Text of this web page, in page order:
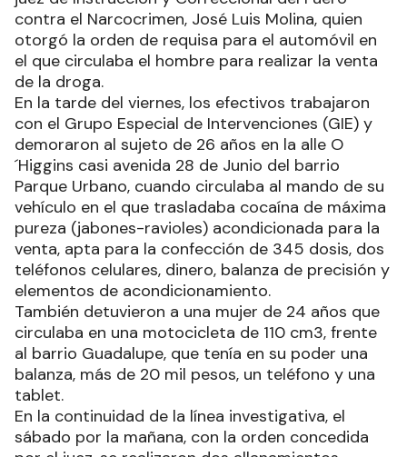
contra el Narcocrimen, José Luis Molina, quien
otorgó la orden de requisa para el automóvil en
el que circulaba el hombre para realizar la venta
de la droga.
En la tarde del viernes, los efectivos trabajaron
con el Grupo Especial de Intervenciones (GIE) y
demoraron al sujeto de 26 años en la alle O
´Higgins casi avenida 28 de Junio del barrio
Parque Urbano, cuando circulaba al mando de su
vehículo en el que trasladaba cocaína de máxima
pureza (jabones-ravioles) acondicionada para la
venta, apta para la confección de 345 dosis, dos
teléfonos celulares, dinero, balanza de precisión y
elementos de acondicionamiento.
También detuvieron a una mujer de 24 años que
circulaba en una motocicleta de 110 cm3, frente
al barrio Guadalupe, que tenía en su poder una
balanza, más de 20 mil pesos, un teléfono y una
tablet.
En la continuidad de la línea investigativa, el
sábado por la mañana, con la orden concedida